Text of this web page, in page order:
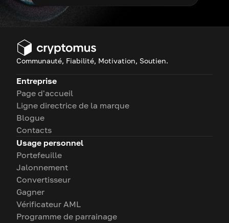
Communauté, Fiabilité, Motivation, Soutien.
Entreprise
Page d'accueil
Ligne directrice de la marque
Blogue
Contacts
Usage personnel
Portefeuille
Jalonnement
Convertisseur
Gagner
Vérificateur AML
Programme de parrainage